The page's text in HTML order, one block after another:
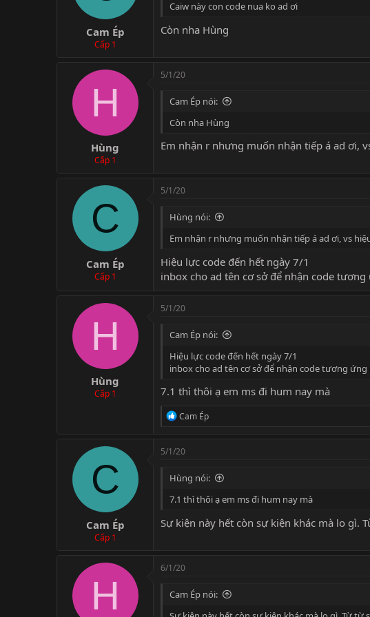
Cam Ép
Cấp 1
Caiw này con code nua ko ad ơi
Còn nha Hùng
H
Hùng
Cấp 1
5/1/20
Cam Ép nói:
Còn nha Hùng
Em nhận r nhưng muốn nhận tiếp á ad ơi,
C
Cam Ép
Cấp 1
5/1/20
Hùng nói:
Em nhận r nhưng muốn nhận tiếp á ad ơi, vs
Hiệu lực code đến hết ngày 7/1
inbox cho ad tên cơ sở để nhận code tương
H
Hùng
Cấp 1
5/1/20
Cam Ép nói:
Hiệu lực code đến hết ngày 7/1
inbox cho ad tên cơ sở để nhận code tương ứng
7.1 thì thôi ạ em ms đi hum nay mà
R
c
o
s
Cam Ép
C
Cam Ép
Cấp 1
5/1/20
Hùng nói:
7.1 thì thôi ạ em ms đi hum nay mà
Sự kiện này hết còn sự kiện khác mà lo gì.
H
6/1/20
Cam Ép nói: